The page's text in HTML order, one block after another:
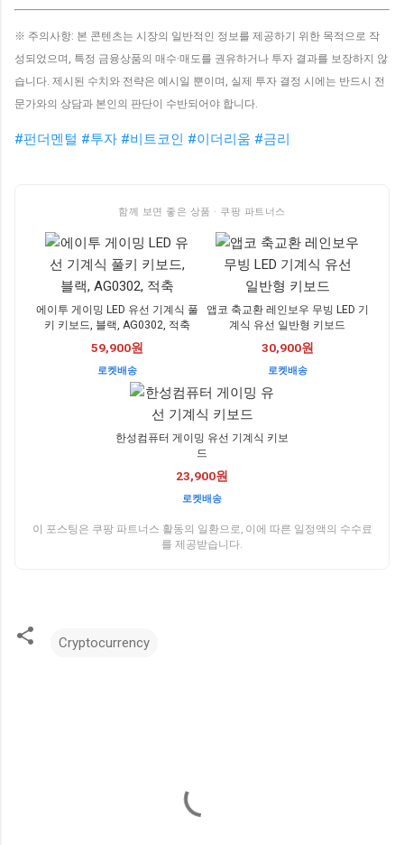
※ 주의사항: 본 콘텐츠는 시장의 일반적인 정보를 제공하기 위한 목적으로 작
성되었으며, 특정 금융상품의 매수·매도를 권유하거나 투자 결과를 보장하지 않
습니다. 제시된 수치와 전략은 예시일 뿐이며, 실제 투자 결정 시에는 반드시 전
문가와의 상담과 본인의 판단이 수반되어야 합니다.
#펀더멘털 #투자 #비트코인 #이더리움 #금리
함께 보면 좋은 상품 · 쿠팡 파트너스
에이투 게이밍 LED 유선 기계식 풀
키 키보드, 블랙, AG0302, 적축
59,900원
로켓배송
앱코 축교환 레인보우 무빙 LED 기
계식 유선 일반형 키보드
30,900원
로켓배송
한성컴퓨터 게이밍 유선 기계식 키보
드
23,900원
로켓배송
이 포스팅은 쿠팡 파트너스 활동의 일환으로, 이에 따른 일정액의 수수료
를 제공받습니다.
Cryptocurrency